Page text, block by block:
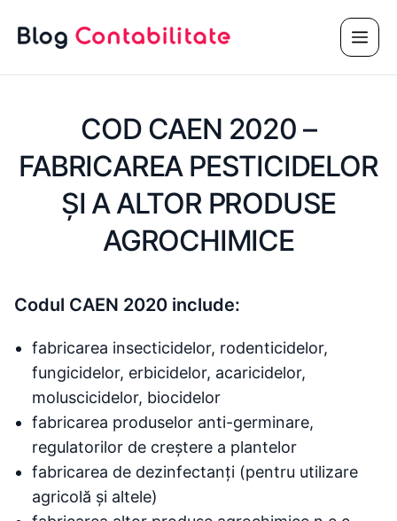
COD CAEN 2020 –
FABRICAREA PESTICIDELOR
ŞI A ALTOR PRODUSE
AGROCHIMICE
Codul CAEN 2020 include:
fabricarea insecticidelor, rodenticidelor,
fungicidelor, erbicidelor, acaricidelor,
moluscicidelor, biocidelor
fabricarea produselor anti-germinare,
regulatorilor de creștere a plantelor
fabricarea de dezinfectanți (pentru utilizare
agricolă și altele)